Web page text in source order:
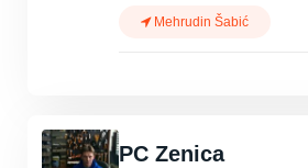
Mehrudin Šabić
PC Zenica